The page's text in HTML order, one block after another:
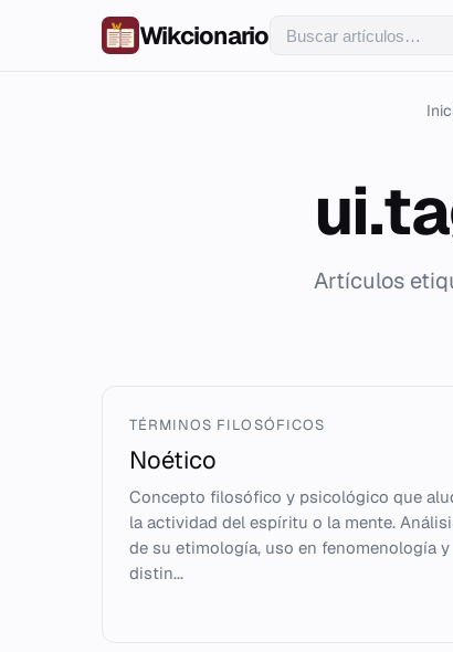
Wikcionario
Artículos
TÉRMINOS FILOSÓFICOS
Noético
Concepto filosófico y psicológico que
la actividad del espíritu o la mente.
de su etimología, uso en fenomenología y
distin...